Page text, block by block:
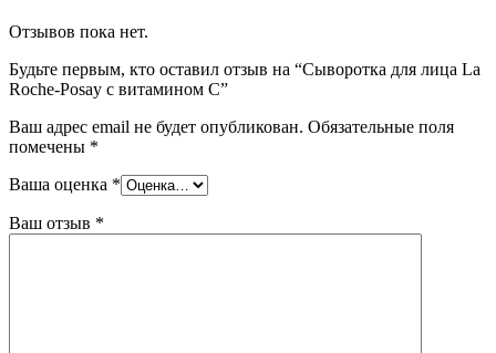
Отзывов пока нет.
Будьте первым, кто оставил отзыв на “Сыворотка для лица La
Roche-Posay с витамином C”
Ваш адрес email не будет опубликован. Обязательные поля
помечены *
Ваша оценка *
Ваш отзыв *